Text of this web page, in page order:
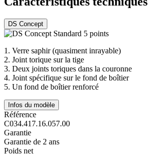
DS Concept
1. Verre saphir (quasiment inrayable)
2. Joint torique sur la tige
3. Deux joints toriques dans la couronne
4. Joint spécifique sur le fond de boîtier
5. Un fond de boîtier renforcé
Infos du modèle
Référence
C034.417.16.057.00
Garantie
Garantie de 2 ans
Poids net